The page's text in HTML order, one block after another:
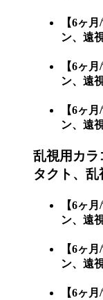
【6ヶ
ン、遠
【6ヶ
ン、遠
【6ヶ
ン、遠
乱視用カラ
タクト、乱
【6ヶ
ン、遠
【6ヶ
ン、遠
【6ヶ